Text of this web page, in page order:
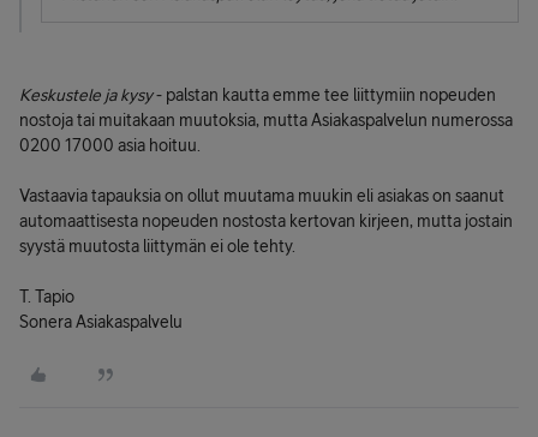
Keskustele ja kysy- palstan kautta emme tee liittymiin nopeuden
nostoja tai muitakaan muutoksia, mutta Asiakaspalvelun numerossa
0200 17000 asia hoituu.
Vastaavia tapauksia on ollut muutama muukin eli asiakas on saanut
automaattisesta nopeuden nostosta kertovan kirjeen, mutta jostain
syystä muutosta liittymän ei ole tehty.
T. Tapio
Sonera Asiakaspalvelu